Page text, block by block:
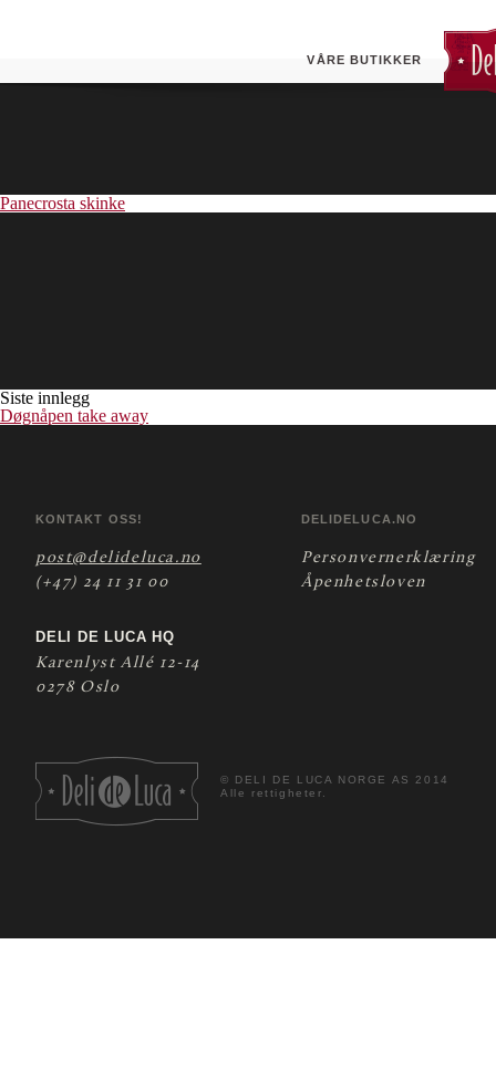
VÅRE BUTIKKER
Panecrosta skinke
Siste innlegg
Døgnåpen take away
KONTAKT OSS!
post@delideluca.no
(+47) 24 11 31 00
DELI DE LUCA HQ
Karenlyst Allé 12-14
0278 Oslo
DELIDELUCA.NO
Personvernerklæring
Åpenhetsloven
© DELI DE LUCA NORGE AS 2014
Alle rettigheter.